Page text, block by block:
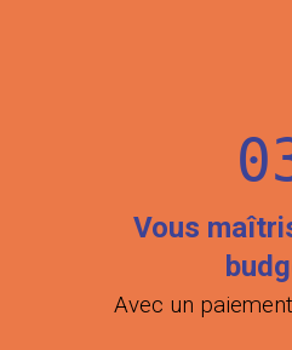
Vous
Avec un